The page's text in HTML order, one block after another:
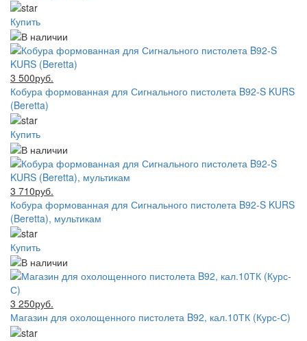
Купить
3 500руб.
Кобура формованная для Сигнального пистолета B92-S KURS
(Beretta)
Купить
3 710руб.
Кобура формованная для Сигнального пистолета B92-S KURS
(Beretta), мультикам
Купить
3 250руб.
Магазин для охолощенного пистолета B92, кал.10ТК (Курс-С)